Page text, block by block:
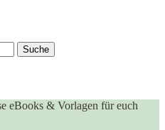
eBooks & Vorlagen für euch